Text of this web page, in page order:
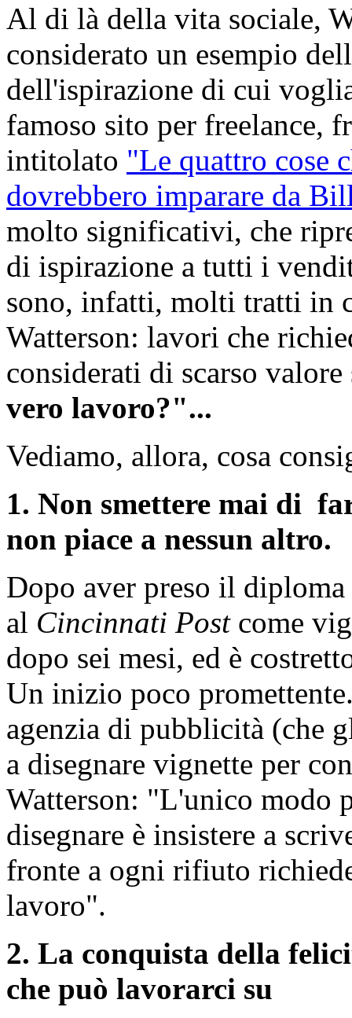
Al di là della vita sociale,
considerato un esempio
dell'ispirazione di cui
famoso sito per freelance,
intitolato "Le quattro cose
dovrebbero imparare da
molto significativi, che
di ispirazione a tutti i
sono, infatti, molti tratti in
Watterson: lavori che
considerati di scarso
vero lavoro?"...
Vediamo, allora, cosa
1. Non smettere mai di
non piace a nessun altro.
Dopo aver preso il
al Cincinnati Postcome
dopo sei mesi, ed è
Un inizio poco
agenzia di pubblicità (che
a disegnare vignette per
Watterson: "L'unico modo
disegnare è insistere a
fronte a ogni rifiuto
lavoro".
2. La conquista della
che può lavorarci su